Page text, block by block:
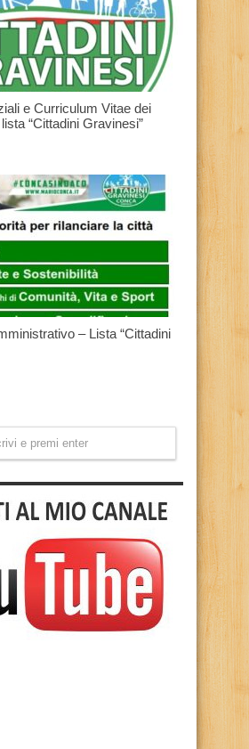
e Curriculum Vitae dei
“Cittadini Gravinesi”
– Lista “Cittadini